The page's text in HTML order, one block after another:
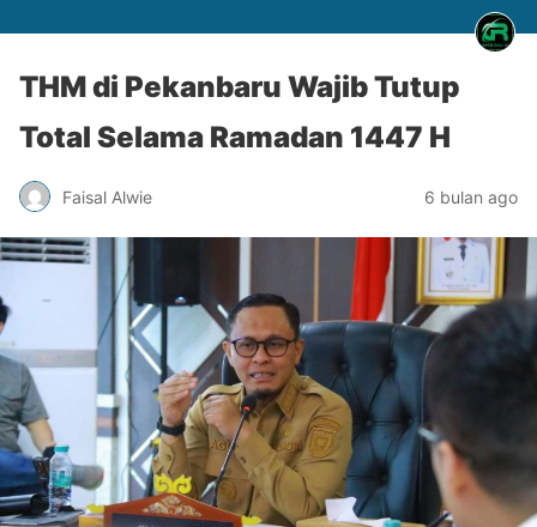
THM di Pekanbaru Wajib Tutup
Total Selama Ramadan 1447 H
Faisal Alwie 6 bulan ago